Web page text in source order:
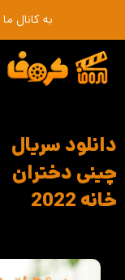
به کانال
دانلود سریال
چینی دختران
خانه 2022